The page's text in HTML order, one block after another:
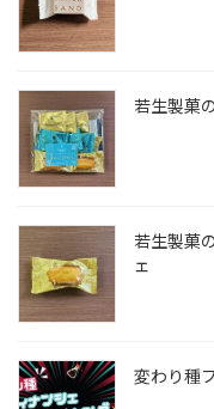
送
り
若生製菓
若生製菓
ェ
変わり種